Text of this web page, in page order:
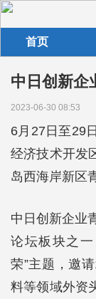
首页
中日创新企
2023-06-30 08:53
6月27日至29
经济技术开发
岛西海岸新区
中日创新企业
论坛板块之
荣”主题，邀
料等领域外资